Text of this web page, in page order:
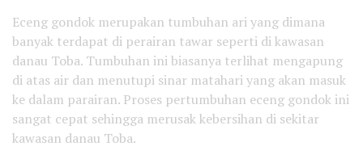
Eceng gondok merupakan tumbuhan ari yang dimana
banyak terdapat di perairan tawar seperti di kawasan
danau Toba. Tumbuhan ini biasanya terlihat mengapung
di atas air dan menutupi sinar matahari yang akan masuk
ke dalam parairan. Proses pertumbuhan eceng gondok ini
sangat cepat sehingga merusak kebersihan di sekitar
kawasan danau Toba.